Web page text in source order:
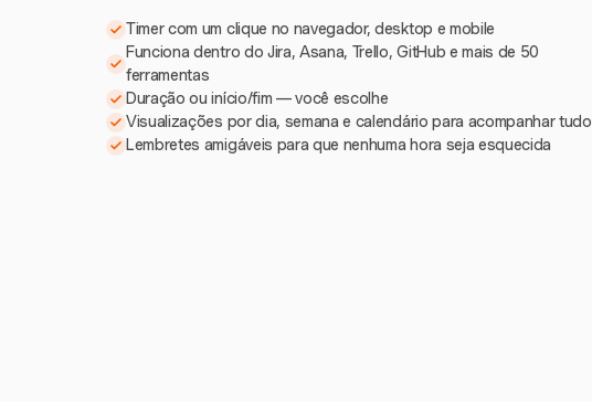
Timer com um clique no navegador, desktop e mobile
Funciona dentro do Jira, Asana, Trello, GitHub e mais de 50
ferramentas
Duração ou início/fim — você escolhe
Visualizações por dia, semana e calendário para acompanhar tudo
Lembretes amigáveis para que nenhuma hora seja esquecida